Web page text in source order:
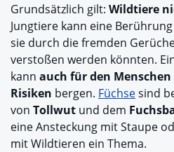
Grundsätzlich gilt: Wildtiere
Jungtiere kann eine
sie durch die fremden
verstoßen werden könnten.
kann auch für den
Risiken bergen. Füchsesind
von Tollwut und dem
eine Ansteckung mit Staupe
mit Wildtieren ein Thema.